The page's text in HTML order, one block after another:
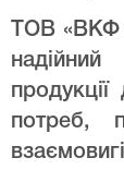
ТОВ «ВКФ
надійний
потреб,